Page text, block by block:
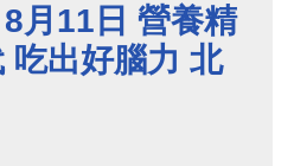
8月11日 營養精
吃出好腦力 北